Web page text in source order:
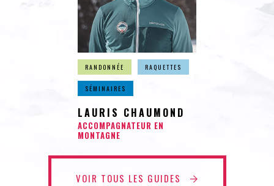
RANDONNÉE RAQUETTES
SÉMINAIRES
LAURIS CHAUMOND
ACCOMPAGNATEUR EN
MONTAGNE
VOIR TOUS LES GUIDES